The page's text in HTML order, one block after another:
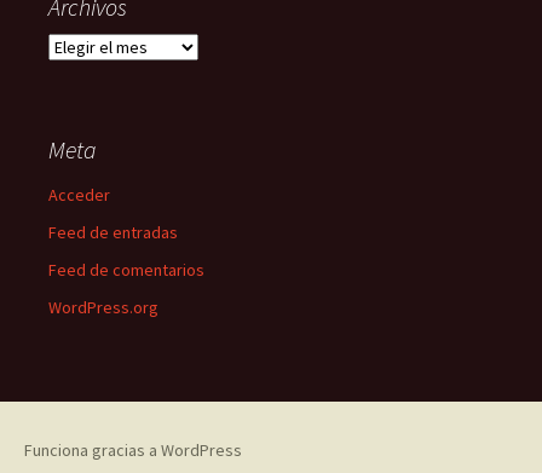
Archivos
Archivos
Meta
Acceder
Feed de entradas
Feed de comentarios
WordPress.org
Funciona gracias a WordPress